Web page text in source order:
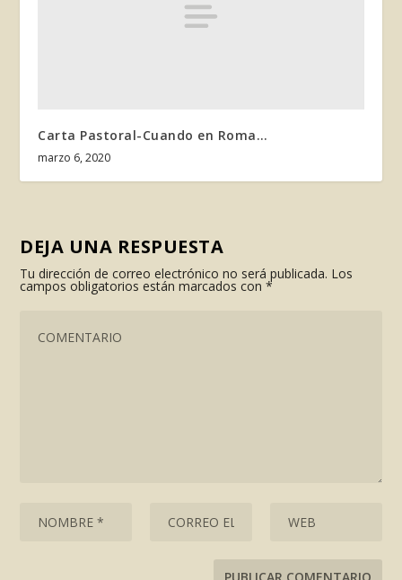
Carta Pastoral-Cuando en Roma…
marzo 6, 2020
DEJA UNA RESPUESTA
Tu dirección de correo electrónico no será publicada. Los
campos obligatorios están marcados con*